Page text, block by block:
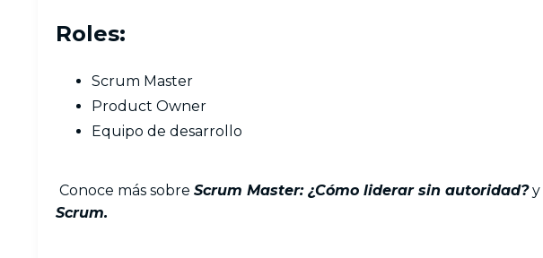
Roles:
Scrum Master
Product Owner
Equipo de desarrollo
Conoce más sobre Scrum Master: ¿Cómo liderar sin autoridad?y
Scrum.